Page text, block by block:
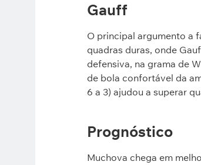
Gauff
O principal argumento a
quadras duras, onde
defensiva, na grama de
de bola confortável da
6 a 3) ajudou a superar
Prognóstico
Muchova chega em